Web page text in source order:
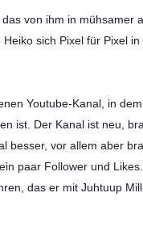
von ihm in mühsamer
sich Pixel für Pixel in
Youtube-Kanal, in
ist. Der Kanal ist neu,
besser, vor allem aber
paar Follower und
das er mit Juhtuup